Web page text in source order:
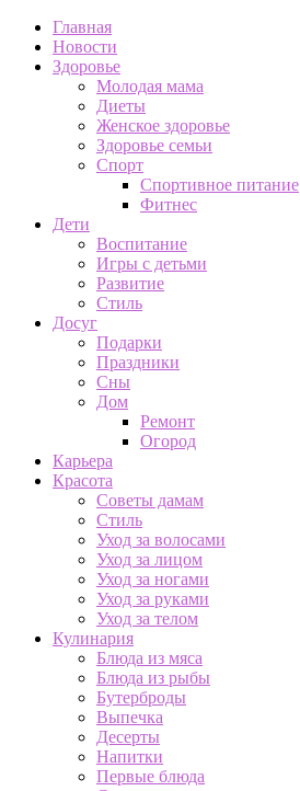
Главная
Новости
Здоровье
Молодая мама
Диеты
Женское здоровье
Здоровье семьи
Спорт
Спортивное питание
Фитнес
Дети
Воспитание
Игры с детьми
Развитие
Стиль
Досуг
Подарки
Праздники
Сны
Дом
Ремонт
Огород
Карьера
Красота
Советы дамам
Стиль
Уход за волосами
Уход за лицом
Уход за ногами
Уход за руками
Уход за телом
Кулинария
Блюда из мяса
Блюда из рыбы
Бутерброды
Выпечка
Десерты
Напитки
Первые блюда